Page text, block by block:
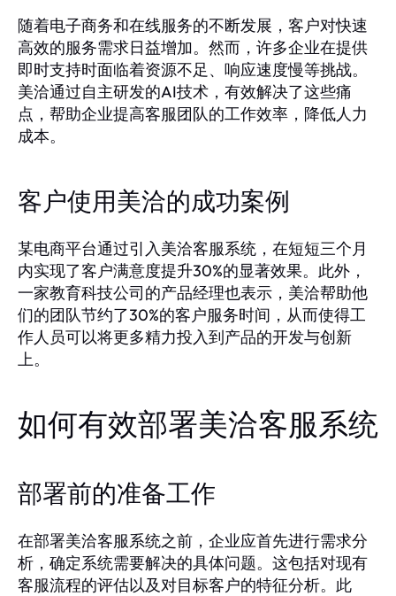
随着电子商务和在线服务的不断发展，客户对快速
高效的服务需求日益增加。然而，许多企业在提供
即时支持时面临着资源不足、响应速度慢等挑战。
美洽通过自主研发的AI技术，有效解决了这些痛
点，帮助企业提高客服团队的工作效率，降低人力
成本。
客户使用美洽的成功案例
某电商平台通过引入美洽客服系统，在短短三个月
内实现了客户满意度提升30%的显著效果。此外，
一家教育科技公司的产品经理也表示，美洽帮助他
们的团队节约了30%的客户服务时间，从而使得工
作人员可以将更多精力投入到产品的开发与创新
上。
如何有效部署美洽客服系统
部署前的准备工作
在部署美洽客服系统之前，企业应首先进行需求分
析，确定系统需要解决的具体问题。这包括对现有
客服流程的评估以及对目标客户的特征分析。此